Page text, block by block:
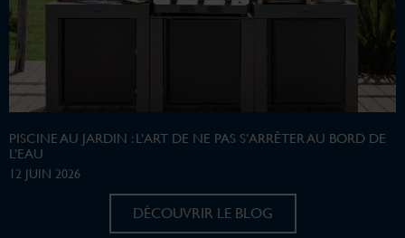
PISCINE AU JARDIN : L’ART DE NE PAS S’ARRÊTER AU BORD DE
L’EAU
12 JUIN 2026
DÉCOUVRIR LE BLOG